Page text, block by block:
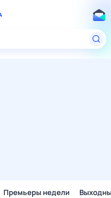
Премьеры недели